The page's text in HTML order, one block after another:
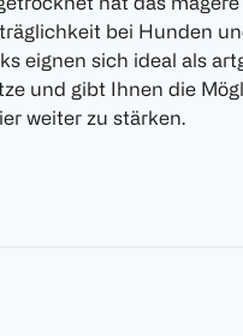
bei Hunden
eignen sich ideal als
und gibt Ihnen die
weiter zu stärken.